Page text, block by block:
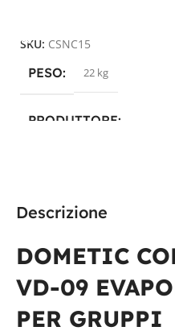
Descrizione
DOMETIC
VD-09
PER GRUPPI
SKU: CSNC15
PESO 22 kg
PRODUTTORE
TECNOLOGIA
COMPRESSORE
TENSIONE IN VOLT